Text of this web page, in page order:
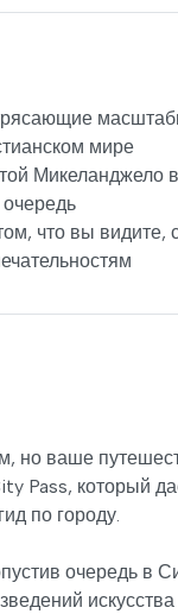
мире
Микеланджело
что вы
но ваше
Pass, который
по городу.
очередь в